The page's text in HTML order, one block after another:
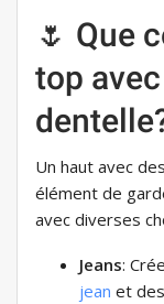
🌷 Que
top
Un haut avec
élément de
avec diverses
Jeans:
jean et